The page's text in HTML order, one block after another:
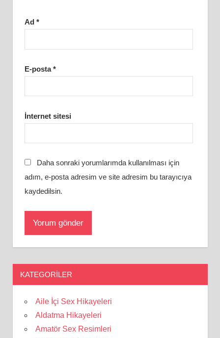
Ad *
E-posta*
İnternet sitesi
Daha sonraki yorumlarımda kullanılması için
adım, e-posta adresim ve site adresim bu tarayıcıya
kaydedilsin.
KATEGORILER
Aile İçi Sex Hikayeleri
Aldatma Hikayeleri
Amatör Sex Resimleri